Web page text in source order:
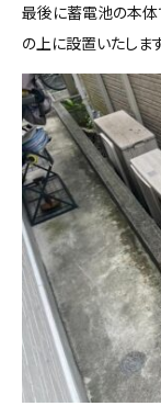
最後に蓄電池の本体
の上に設置いたします